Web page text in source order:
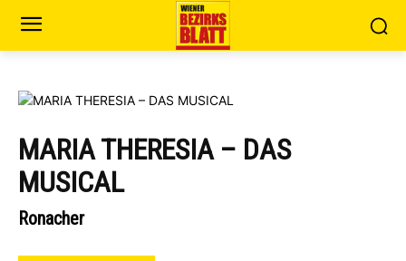
MARIA THERESIA – DAS
MUSICAL
Ronacher